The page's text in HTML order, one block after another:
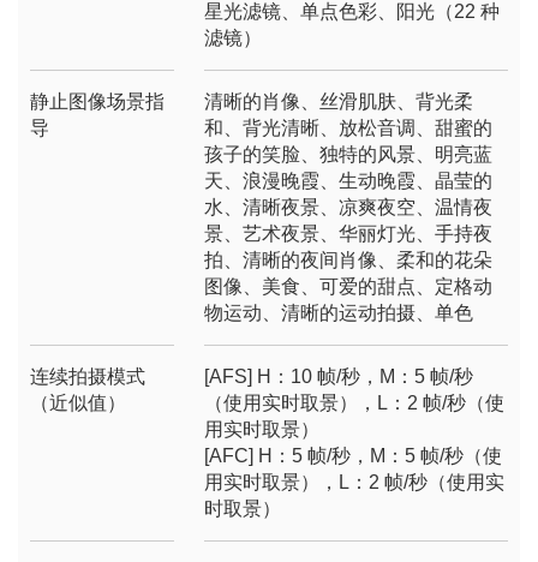
星光滤镜、单点色彩、阳光（22 种
滤镜）
静止图像场景指
导
清晰的肖像、丝滑肌肤、背光柔
和、背光清晰、放松音调、甜蜜的
孩子的笑脸、独特的风景、明亮蓝
天、浪漫晚霞、生动晚霞、晶莹的
水、清晰夜景、凉爽夜空、温情夜
景、艺术夜景、华丽灯光、手持夜
拍、清晰的夜间肖像、柔和的花朵
图像、美食、可爱的甜点、定格动
物运动、清晰的运动拍摄、单色
连续拍摄模式
（近似值）
[AFS] H：10 帧/秒，M：5 帧/秒
（使用实时取景），L：2 帧/秒（使
用实时取景）
[AFC] H：5 帧/秒，M：5 帧/秒（使
用实时取景），L：2 帧/秒（使用实
时取景）